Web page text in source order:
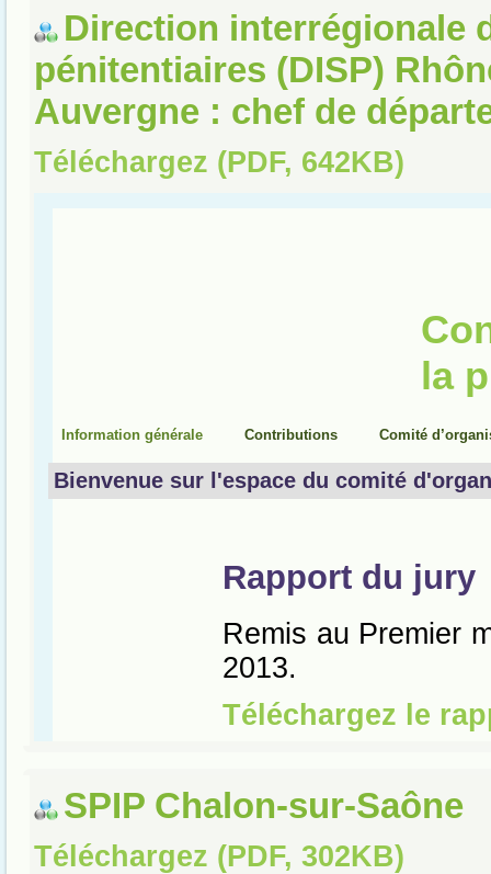
Direction interrégionale
pénitentiaires (DISP)
Auvergne : chef de
Téléchargez (PDF, 642KB)
SPIP Chalon-sur-Saône
Téléchargez (PDF, 302KB)